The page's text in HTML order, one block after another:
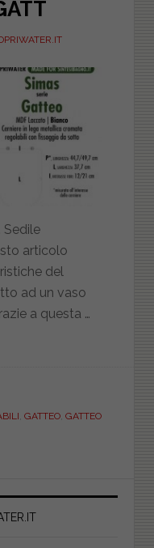
Sedile
articolo
del
ad un vaso
a questa …
, GATTEO, GATTEO